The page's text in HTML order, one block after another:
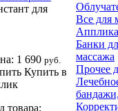
для
1 690 руб.
Купить в
товара:
Все для
Банки
массажа
Прочее